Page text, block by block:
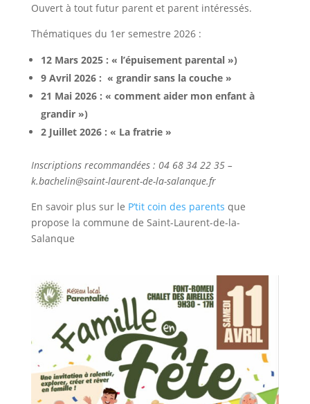
Ouvert à tout futur parent et parent intéressés.
Thématiques du 1er semestre 2026 :
12 Mars 2025 : « l’épuisement parental »)
9 Avril 2026 : « grandir sans la couche »
21 Mai 2026 : « comment aider mon enfant à
grandir »)
2 Juillet 2026 : « La fratrie »
Inscriptions recommandées : 04 68 34 22 35 –
k.bachelin@saint-laurent-de-la-salanque.fr
En savoir plus sur le P’tit coin des parents que
propose la commune de Saint-Laurent-de-la-
Salanque